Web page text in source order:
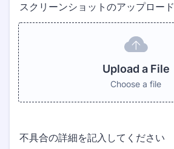
スクリーンショットのアップロード
Upload a File
Choose a file
不具合の詳細を記入してください